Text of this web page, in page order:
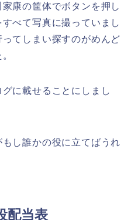
康の筐体でボタンを押し
べて写真に撮っていまし
てしまい探すのがめんど
に載せることにしまし
し誰かの役に立てばうれ
配当表